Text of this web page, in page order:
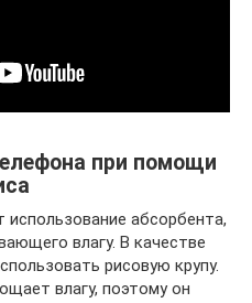
при помощи
использование абсорбента,
влагу. В качестве
рисовую крупу.
влагу, поэтому он